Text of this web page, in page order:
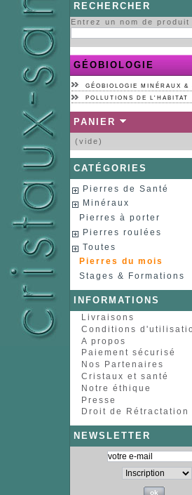
RECHERCHER
Entrez un nom de produit
GÉOBIOLOGIE
GÉOBIOLOGIE MINÉRAUX &
POLLUTIONS DE L'HABITAT
PANIER
(vide)
CATÉGORIES
Pierres de Santé
Minéraux
Pierres à porter
Pierres roulées
Toutes
Pierres du mois
Stages & Formations
INFORMATIONS
Livraisons
Conditions
A propos
Paiement sécurisé
Nos Partenaires
Cristaux et santé
Notre éthique
Presse
Droit de Rétractation
NEWSLETTER